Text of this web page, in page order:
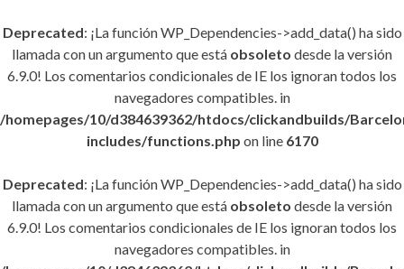
Deprecated: ¡La función WP_Dependencies->add_data() ha sido
llamada con un argumento que está obsoleto desde la versión
6.9.0! Los comentarios condicionales de IE los ignoran todos los
navegadores compatibles. in
/homepages/10/d384639362/htdocs/clickandbuilds/
includes/functions.php on line 6170
Deprecated: ¡La función WP_Dependencies->add_data() ha sido
llamada con un argumento que está obsoleto desde la versión
6.9.0! Los comentarios condicionales de IE los ignoran todos los
navegadores compatibles. in